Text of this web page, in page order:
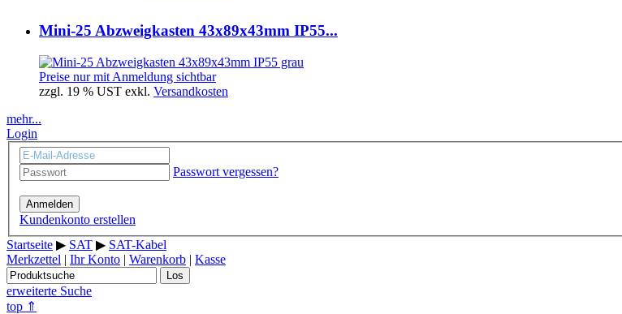
Mini-25 Abzweigkasten 43x89x43mm IP55...
Preise nur mit Anmeldung sichtbar
zzgl. 19 % UST exkl. Versandkosten
mehr...
Login
Passwort vergessen?
Anmelden
Kundenkonto erstellen
Startseite ▶ SAT ▶ SAT-Kabel
Merkzettel | Ihr Konto | Warenkorb | Kasse
Los
erweiterte Suche
top ⇑